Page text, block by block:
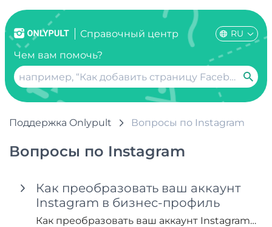
Справочный центр RU
Чем вам помочь?
Поддержка Onlypult Вопросы по Instagram
Вопросы по Instagram
Как преобразовать ваш аккаунт
Instagram в бизнес-профиль
Как преобразовать ваш аккаунт Instagram в бизнес-профиль. Если у вас есть личный профиль в Instagram, который вы хотите преобразовать...